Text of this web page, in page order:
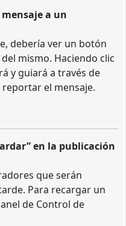
a un
debería ver un botón
mismo. Haciendo clic
y guiará a través de
el mensaje.
en la publicación
que serán
Para recargar un
de Control de